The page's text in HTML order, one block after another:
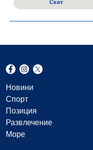
Свят
Новини
Спорт
Позиция
Развлечение
Море